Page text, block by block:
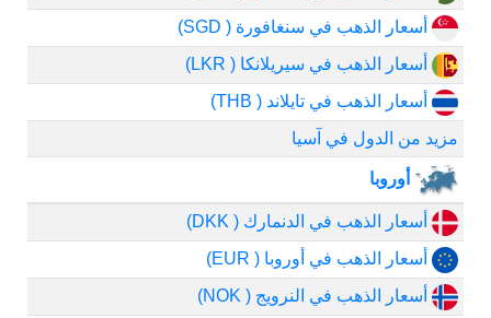
أسعار الذهب في سنغافورة ( SGD)
أسعار الذهب في سيريلانكا ( LKR)
أسعار الذهب في تايلاند ( THB)
مزيد من الدول في آسيا
أوروبا
أسعار الذهب في الدنمارك ( DKK)
أسعار الذهب في أوروبا ( EUR)
أسعار الذهب في النرويج ( NOK)